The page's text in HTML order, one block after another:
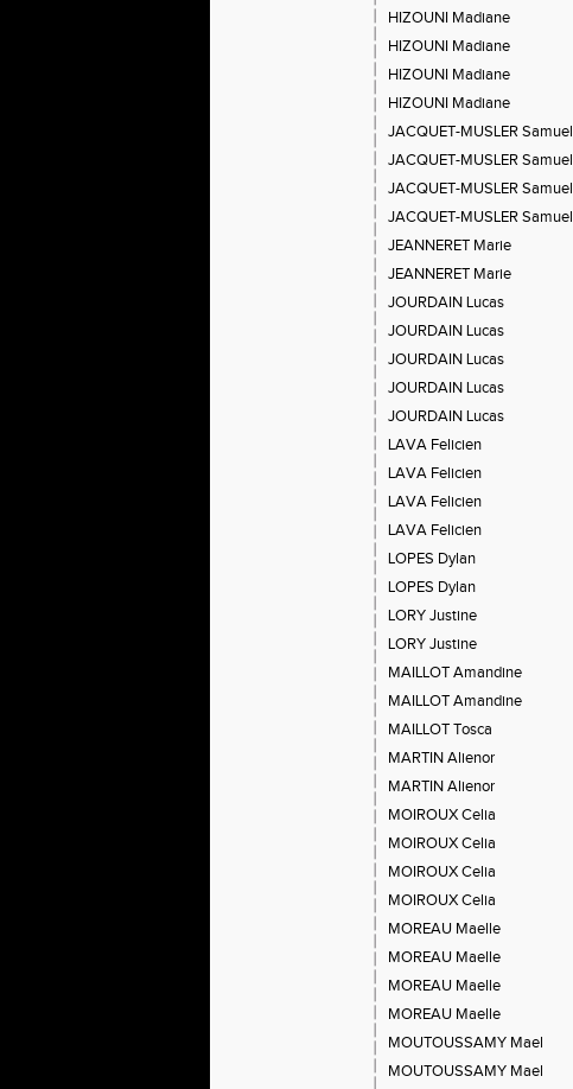
HIZOUNI Madiane
HIZOUNI Madiane
HIZOUNI Madiane
HIZOUNI Madiane
JACQUET-MUSLER Samuel
JACQUET-MUSLER Samuel
JACQUET-MUSLER Samuel
JACQUET-MUSLER Samuel
JEANNERET Marie
JEANNERET Marie
JOURDAIN Lucas
JOURDAIN Lucas
JOURDAIN Lucas
JOURDAIN Lucas
JOURDAIN Lucas
LAVA Felicien
LAVA Felicien
LAVA Felicien
LAVA Felicien
LOPES Dylan
LOPES Dylan
LORY Justine
LORY Justine
MAILLOT Amandine
MAILLOT Amandine
MAILLOT Tosca
MARTIN Alienor
MARTIN Alienor
MOIROUX Celia
MOIROUX Celia
MOIROUX Celia
MOIROUX Celia
MOREAU Maelle
MOREAU Maelle
MOREAU Maelle
MOREAU Maelle
MOUTOUSSAMY Mael
MOUTOUSSAMY Mael